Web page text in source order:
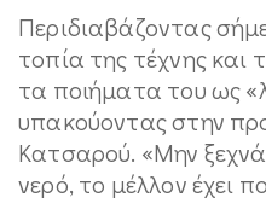
Περιδιαβάζοντας
τοπία της τέχνης και
τα ποιήματα του ως
υπακούοντας στην
Κατσαρού. «Μην
νερό, το μέλλον έχει